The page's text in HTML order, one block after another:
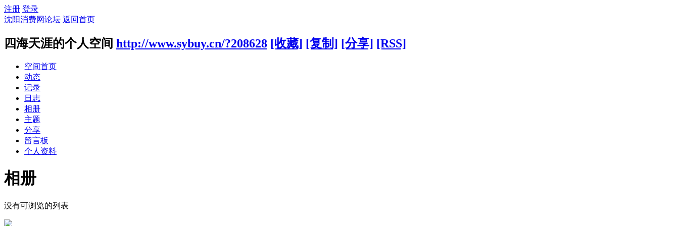
注册 登录
沈阳消费网论坛 返回首页
四海天涯的个人空间 http://www.sybuy.cn/?208628 [收藏] [复制] [分享] [RSS]
空间首页
动态
记录
日志
相册
主题
分享
留言板
个人资料
相册
没有可浏览的列表